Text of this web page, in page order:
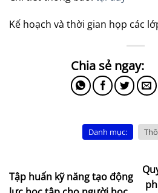
Kế hoạch và thời gian họp các
Danh mục:
Tập huấn kỹ năng tạo động